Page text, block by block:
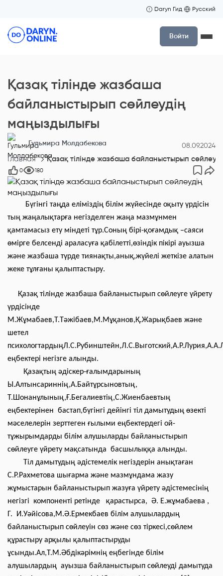
Daryn Гид Русский
Войти
Қазақ тілінде жазбаша
байланыстырып сөйлеудің
маңыздылығы
Гульмира Молдабекова 08.09.2024
Главная Қазақ тілінде жазбаша байланыстырып
0 180
Бүгінгі таңда еліміздің білім жүйесінде оқыту үрдісін
тың жаңалықтарға негізделген жаңа мазмұнмен
қамтамасыз ету міндеті тұр.Соның бірі-қоғамдық –саяси
өмірге белсенді араласуға қабілетті,өзіндік пікірі ауызша
және жазбаша түрде тиянақты,анық,жүйелі жеткізе алатын
жеке тұлғаны қалыптастыру.
Қазақ тілінде жазбаша байланыстырып сөйлеуге үйрету
үрдісінде
М.Жұмабаев,Т.Тәжібаев,М.Мұқанов,Қ.Жарықбаев және
шетел
еңбектері негізге алынды.
Қазақтың әдіскер-ғалымдарының
Ы.Алтынсариннің,А.Байтұрсыновтың,
Т.Шонанұлының,Ғ.Бегалиевтің,С.Жиенбаевтың
еңбектерінен бастап,бүгінгі дейінгі тіл дамытудың өзекті
мәселелерін зерттеген ғылыми еңбектердегі ой-
тұжырымдарды білім алушыларды байланыстырып
сөйлеуге үйрету мақсатында басшылыққа алынды.
Тіл дамытудың әдістемелік негіздерін анықтаған
С.Р.Рахметова шығарма және мазмұндама жазу
жұмыстарын байланыстырып жазуға үйрету әдістемесінің
негізгі компоненті ретінде қарастырса, Ә. Е.жұмабаева ,
Г. И.Уәйісова,М.Ә.Ермекбаев білім алушылардың
байланыстырып сөйлеуін сөз және сөз тіркесі,сөйлем
құрастыру арқылы қалыптастыруды
ұсынды.Ал,Т.М.Әбдікәрімнің еңбегінде білім
алушылардың ауызша байланыстырып сөйлеуді дамытуда